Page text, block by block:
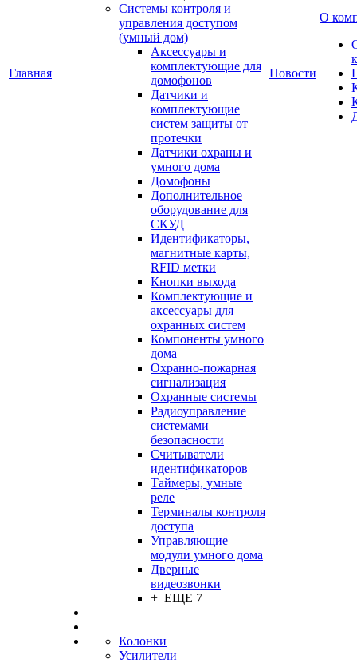
Главная
Системы контроля и
управления доступом
(умный дом)
Аксессуары и
комплектующие для
домофонов
Датчики и
комплектующие
систем защиты от
протечки
Датчики охраны и
умного дома
Домофоны
Дополнительное
оборудование для
СКУД
Идентификаторы,
магнитные карты,
RFID метки
Кнопки выхода
Комплектующие и
аксессуары для
охранных систем
Компоненты умного
дома
Охранно-пожарная
сигнализация
Охранные системы
Радиоуправление
системами
безопасности
Считыватели
идентификаторов
Таймеры, умные
реле
Терминалы контроля
доступа
Управляющие
модули умного дома
Дверные
видеозвонки
+ ЕЩЕ 7
Колонки
Усилители
Новости
О